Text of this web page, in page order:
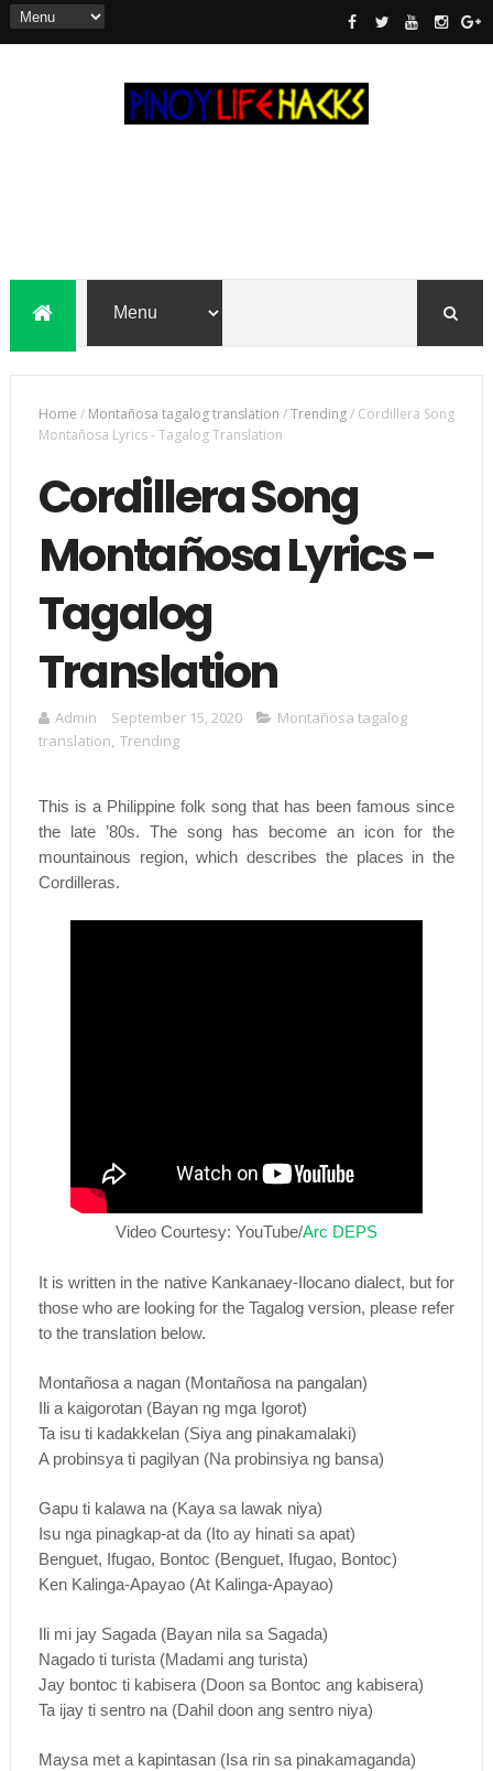
Home / Montañosa tagalog translation /Trending/ Cordillera Song
Montañosa Lyrics - Tagalog Translation
Cordillera Song
Montañosa Lyrics -
Tagalog
Translation
Admin September 15, 2020
Montañosa tagalog
translation, Trending
This is a Philippine folk song that has been famous since
the late ’80s. The song has become an icon for the
mountainous region, which describes the places in the
Cordilleras.
Video Courtesy: YouTube/Arc DEPS
It is written in the native Kankanaey-Ilocano dialect, but for
those who are looking for the Tagalog version, please refer
to the translation below.
Montañosa a nagan (Montañosa na pangalan)
Ili a kaigorotan (Bayan ng mga Igorot)
Ta isu ti kadakkelan (Siya ang pinakamalaki)
A probinsya ti pagilyan (Na probinsiya ng bansa)
Gapu ti kalawa na (Kaya sa lawak niya)
Isu nga pinagkap-at da (Ito ay hinati sa apat)
Benguet, Ifugao, Bontoc (Benguet, Ifugao, Bontoc)
Ken Kalinga-Apayao (At Kalinga-Apayao)
Ili mi jay Sagada (Bayan nila sa Sagada)
Nagado ti turista (Madami ang turista)
Jay bontoc ti kabisera (Doon sa Bontoc ang kabisera)
Ta ijay ti sentro na (Dahil doon ang sentro niya)
Maysa met a kapintasan (Isa rin sa pinakamaganda)